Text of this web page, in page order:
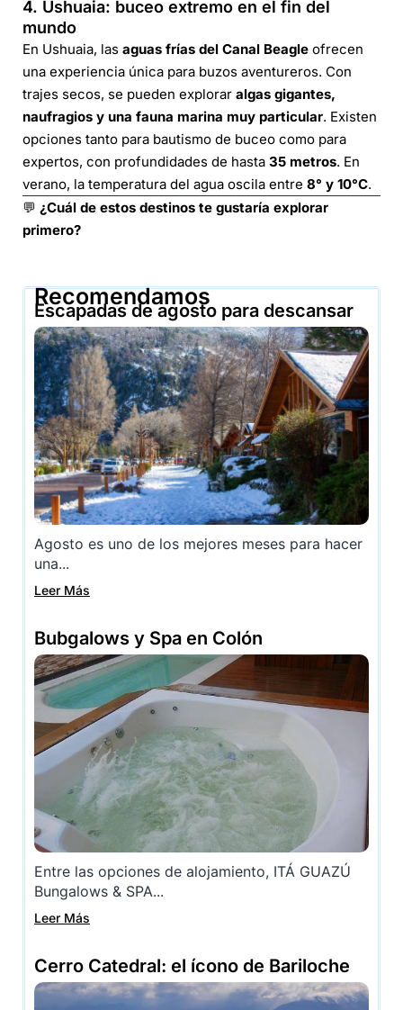
4. Ushuaia: buceo extremo en el fin del
mundo
En Ushuaia, las aguas frías del Canal Beagle ofrecen
una experiencia única para buzos aventureros. Con
trajes secos, se pueden explorar algas gigantes,
naufragios y una fauna marina muy particular. Existen
opciones tanto para bautismo de buceo como para
expertos, con profundidades de hasta 35 metros. En
verano, la temperatura del agua oscila entre 8° y 10°C.
💬 ¿Cuál de estos destinos te gustaría explorar
primero?
Recomendamos
Escapadas de agosto para descansar
Agosto es uno de los mejores meses para hacer
una...
Leer Más
Bubgalows y Spa en Colón
Entre las opciones de alojamiento, ITÁ GUAZÚ
Bungalows & SPA...
Leer Más
Cerro Catedral: el ícono de Bariloche